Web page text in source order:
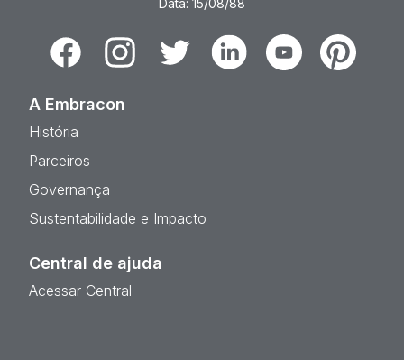
Data: 15/08/88
FacebookInstagramTwitter LinkedinYoutubePinterest
A Embracon
História
Parceiros
Governança
Sustentabilidade e Impacto
Central de ajuda
Acessar Central